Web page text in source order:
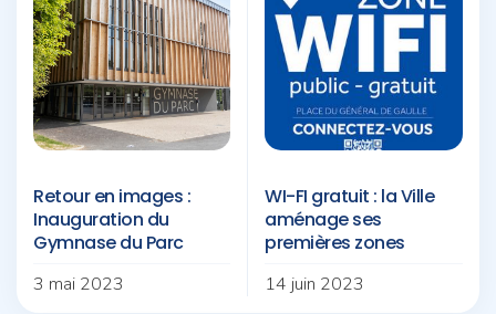
Retour en images :
Inauguration du
Gymnase du Parc
3 mai 2023
WI-FI gratuit : la Ville
aménage ses
premières zones
14 juin 2023